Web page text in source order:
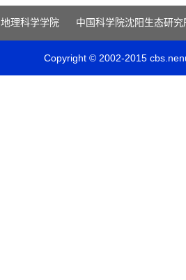
地理科学学院 中国科学院沈阳生态研究
Copyright © 2002-2015